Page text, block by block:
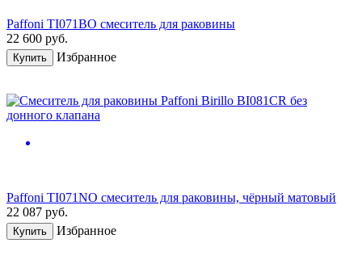
Paffoni TI071BO смеситель для раковины
22 600 руб.
Купить Избранное
Paffoni TI071NO смеситель для раковины, чёрный матовый
22 087 руб.
Купить Избранное